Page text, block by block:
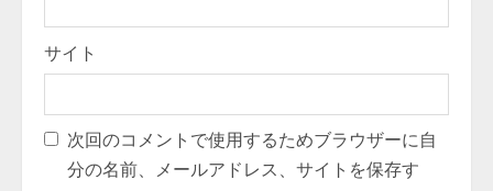
サイト
次回のコメントで使用するためブラウザーに自
分の名前、メールアドレス、サイトを保存す